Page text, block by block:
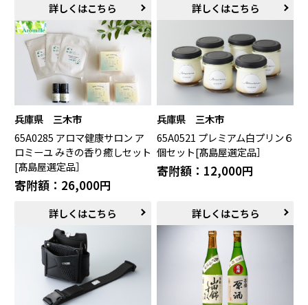
日南町（鳥取県）
日野町（鳥取県）
江府町（鳥取県）松江市（島根県）
大田市（島根県）
安来市（島根県）
岡山市（岡山県）
倉敷市（岡山県）
高梁市（岡山県）瀬戸内市（岡山県）
四国エリア
小豆島町（香川県） 松山市（愛媛県）
東温市（愛媛県）砥部町（愛媛県）
壱岐市（長崎県）
西海市（長崎県）
宇城市（熊本県）指宿市（鹿児島県）
詳しくはこちら 詳しくはこちら
兵庫県 三木市
65A0285 アロマ健康サロン ア
ロミーユ みきの香り癒しセット
[髙島屋選定品］
寄附額：26,000円
詳しくはこちら
兵庫県 三木市
65A0521 プレミアム白プリン６
個セット[髙島屋選定品］
寄附額：12,000円
詳しくはこちら